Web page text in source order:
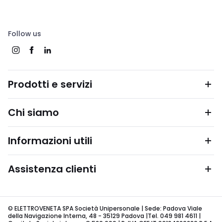
Follow us
Prodotti e servizi
Chi siamo
Informazioni utili
Assistenza clienti
© ELETTROVENETA SPA Società Unipersonale | Sede: Padova Viale
della Navigazione Interna, 48 - 35129 Padova |Tel. 049 981 4611 |